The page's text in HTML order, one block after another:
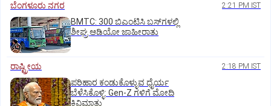
ಬೆಂಗಳೂರು ನಗರ 2:21 PM IST
BMTC: 300 ಬಿಎಂಟಿಸಿ ಬಸ್‌ಗಳಲ್ಲಿ
ಶೀಘ್ರ ಆಡಿಯೋ ಜಾಹೀರಾತು
ರಾಷ್ಟ್ರೀಯ 2:18 PM IST
ಪರಿಹಾರ ಕಂಡುಕೊಳ್ಳುವ ಧೈರ್ಯ
ಬೆಳೆಸಿಕೊಳ್ಳಿ: Gen-Z ಗಳಿಗೆ ಮೋದಿ
ಕಿವಿಮಾತು